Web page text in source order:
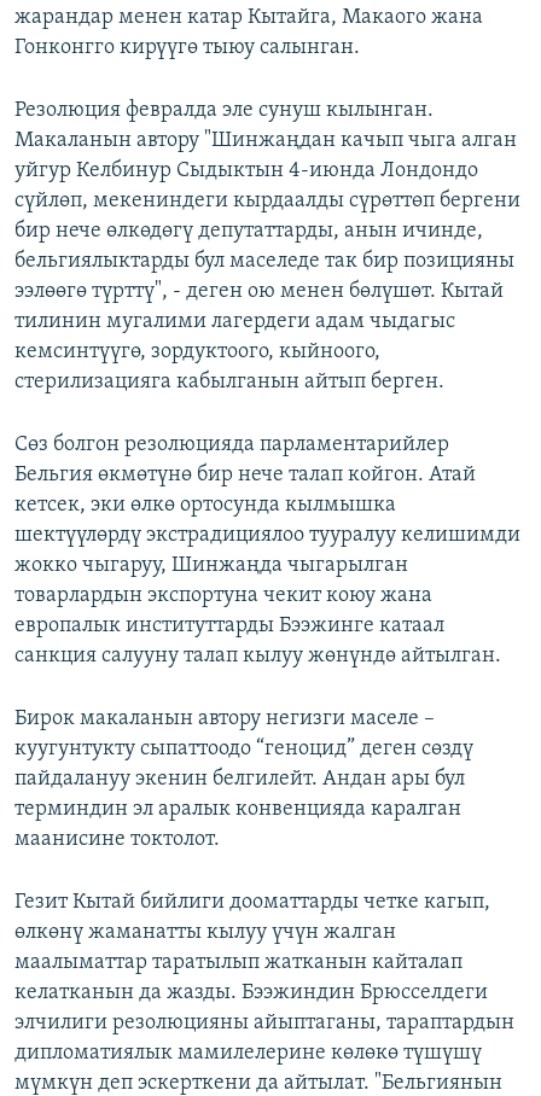
жарандар менен катар Кытайга, Макаого жана
Гонконгго кирүүгө тыюу салынган.
Резолюция февралда эле сунуш кылынган.
Макаланын автору "Шинжаңдан качып чыга алган
уйгур Келбинур Сыдыктын 4-июнда Лондондо
сүйлөп, мекениндеги кырдаалды сүрөттөп бергени
бир нече өлкөдөгү депутаттарды, анын ичинде,
бельгиялыктарды бул маселеде так бир позицияны
ээлөөгө түрттү", - деген ою менен бөлүшөт. Кытай
тилинин мугалими лагердеги адам чыдагыс
кемсинтүүгө, зордуктоого, кыйноого,
стерилизацияга кабылганын айтып берген.
Сөз болгон резолюцияда парламентарийлер
Бельгия өкмөтүнө бир нече талап койгон. Атай
кетсек, эки өлкө ортосунда кылмышка
шектүүлөрдү экстрадициялоо тууралуу келишимди
жокко чыгаруу, Шинжаңда чыгарылган
товарлардын экспортуна чекит коюу жана
европалык институттарды Бээжинге катаал
санкция салууну талап кылуу жөнүндө айтылган.
Бирок макаланын автору негизги маселе –
куугунтукту сыпаттоодо “геноцид” деген сөздү
пайдалануу экенин белгилейт. Андан ары бул
терминдин эл аралык конвенцияда каралган
маанисине токтолот.
Гезит Кытай бийлиги дооматтарды четке кагып,
өлкөнү жаманатты кылуу үчүн жалган
маалыматтар таратылып жатканын кайталап
келатканын да жазды. Бээжиндин Брюсселдеги
элчилиги резолюцияны айыптаганы, тараптардын
дипломатиялык мамилелерине көлөкө түшүшү
мүмкүн деп эскерткени да айтылат. "Бельгиянын